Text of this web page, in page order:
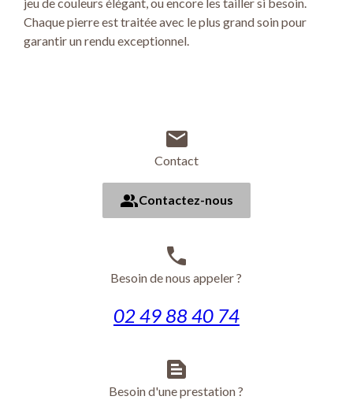
Chaque pierre est traitée avec le plus grand soin pour
garantir un rendu exceptionnel.
mail
Contact
peopleContactez-nous
phone
Besoin de nous appeler ?
02 49 88 40 74
text_snippet
Besoin d'une prestation ?